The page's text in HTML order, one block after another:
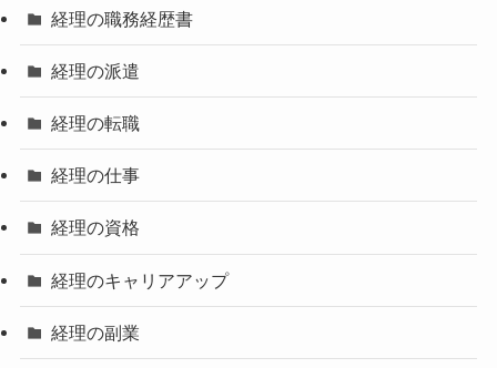
経理の職務経歴書
経理の派遣
経理の転職
経理の仕事
経理の資格
経理のキャリアアップ
経理の副業